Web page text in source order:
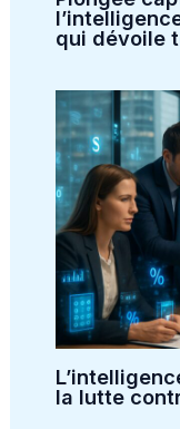
qui dévoile
la lutte